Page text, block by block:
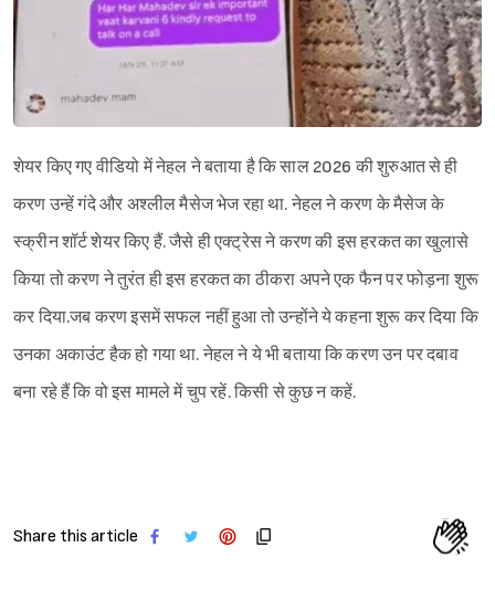
शेयर किए गए वीडियो में नेहल ने बताया है कि साल 2026 की शुरुआत से ही
करण उन्हें गंदे और अश्लील मैसेज भेज रहा था. नेहल ने करण के मैसेज के
स्क्रीन शॉर्ट शेयर किए हैं. जैसे ही एक्ट्रेस ने करण की इस हरकत का खुलासे
किया तो करण ने तुरंत ही इस हरकत का ठीकरा अपने एक फैन पर फोड़ना शुरू
कर दिया.जब करण इसमें सफल नहीं हुआ तो उन्होंने ये कहना शुरू कर दिया कि
उनका अकाउंट हैक हो गया था. नेहल ने ये भी बताया कि करण उन पर दबाव
बना रहे हैं कि वो इस मामले में चुप रहें. किसी से कुछ न कहें.
Share this article